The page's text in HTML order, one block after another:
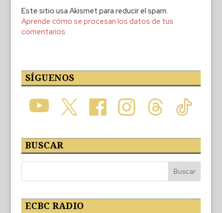
Este sitio usa Akismet para reducir el spam.
Aprende cómo se procesan los datos de tus
comentarios.
SÍGUENOS
BUSCAR
ECBC RADIO